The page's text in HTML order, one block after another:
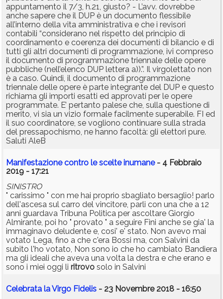
appuntamento il 7/3, h.21, giusto? - L’avv. dovrebbe
anche sapere che il DUP è un documento flessibile
all’interno della vita amministrativa e che i revisori
contabili “considerano nel rispetto del principio di
coordinamento e coerenza dei documenti di bilancio e di
tutti gli altri documenti di programmazione, ivi compreso
il documento di programmazione triennale delle opere
pubbliche (nell’elenco DUP lettera a)).”. Il virgolettato non
è a caso. Quindi, il documento di programmazione
triennale delle opere è parte integrante del DUP e questo
richiama gli importi esatti ed approvati per le opere
programmate. E’ pertanto palese che, sulla questione di
merito, vi sia un vizio formale facilmente superabile. FI ed
il suo coordinatore, se vogliono continuare sulla strada
del pressapochismo, ne hanno facoltà: gli elettori pure.
Saluti AleB
Manifestazione contro le scelte inumane- 4 Febbraio
2019 - 17:21
SINISTRO
" carissimo " con me hai proprio sbagliato bersaglio! parlo
dell'ascesa sul carro del vincitore, parli con una che a 12
anni guardava Tribuna Politica per ascoltare Giorgio
Almirante, poi ho " provato " a seguire Fini anche se gia' la
immaginavo deludente e, cosi' e' stato. Non avevo mai
votato Lega, fino a che c'era Bossi ma, con Salvini da
subito l'ho votato, Non sono io che ho cambiato Bandiera
ma gli ideali che aveva una volta la destra e che erano e
sono i miei oggi li ritrovo solo in Salvini
Celebrata la Virgo Fidelis - 23 Novembre 2018 - 16:50